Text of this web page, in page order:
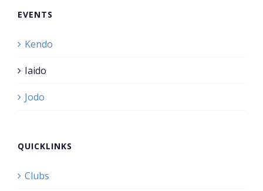
EVENTS
Kendo
Iaido
Jodo
QUICKLINKS
Clubs